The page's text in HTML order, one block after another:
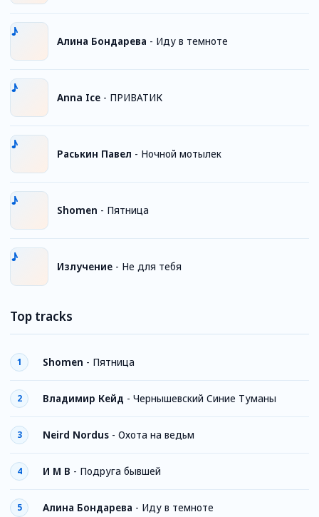
Алина Бондарева - Иду в темноте
Anna Ice - ПРИВАТИК
Раськин Павел - Ночной мотылек
Shomen - Пятница
Излучение - Не для тебя
Top tracks
1 Shomen - Пятница
2 Владимир Кейд - Чернышевский Синие Туманы
3 Neird Nordus - Охота на ведьм
4 И М В - Подруга бывшей
5 Алина Бондарева - Иду в темноте